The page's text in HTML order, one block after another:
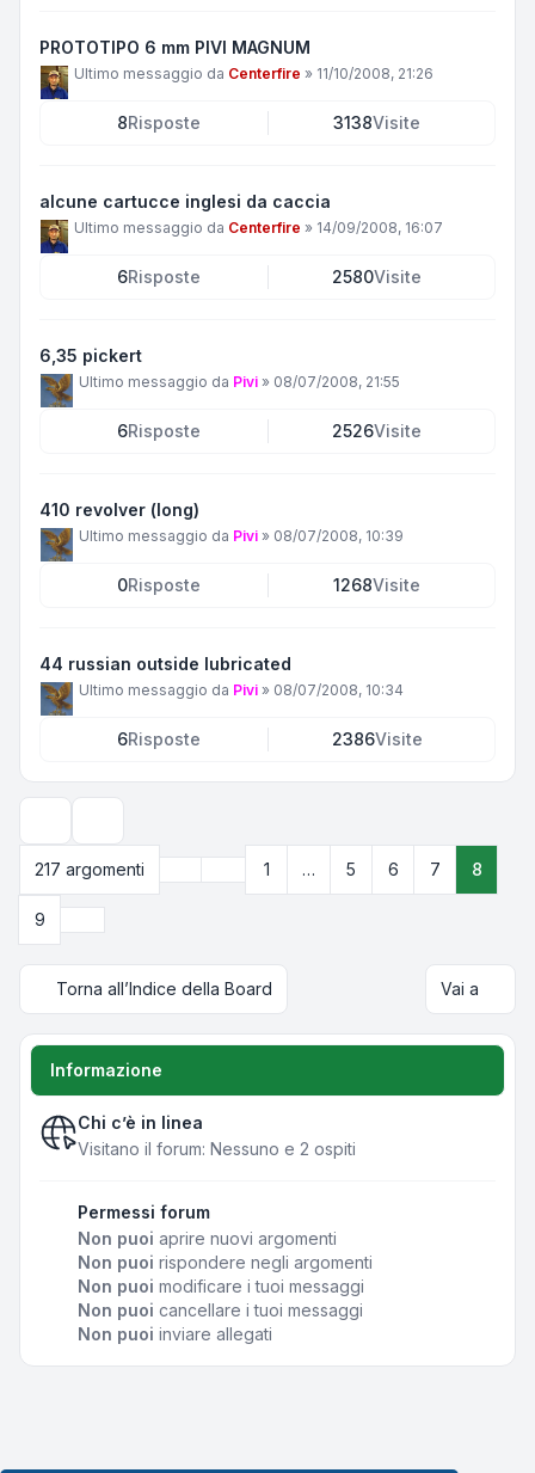
PROTOTIPO 6 mm PIVI MAGNUM
Ultimo messaggio da Centerfire » 11/10/2008, 21:26
8Risposte 3138Visite
alcune cartucce inglesi da caccia
Ultimo messaggio da Centerfire » 14/09/2008, 16:07
6Risposte 2580Visite
6,35 pickert
Ultimo messaggio da Pivi » 08/07/2008, 21:55
6Risposte 2526Visite
410 revolver (long)
Ultimo messaggio da Pivi » 08/07/2008, 10:39
0Risposte 1268Visite
44 russian outside lubricated
Ultimo messaggio da Pivi » 08/07/2008, 10:34
6Risposte 2386Visite
217 argomenti
Pagina8di9
Precedente
1 … 5 6 7 8
9
Torna all’Indice della Board Vai a
Informazione
Chi c’è in linea
Visitano il forum: Nessuno e 2 ospiti
Permessi forum
Non puoi aprire nuovi argomenti
Non puoi rispondere negli argomenti
Non puoi modificare i tuoi messaggi
Non puoi cancellare i tuoi messaggi
Non puoi inviare allegati